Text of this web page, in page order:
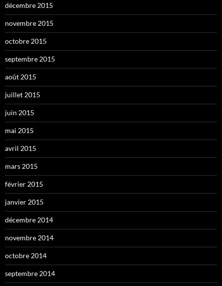
décembre 2015
novembre 2015
octobre 2015
septembre 2015
août 2015
juillet 2015
juin 2015
mai 2015
avril 2015
mars 2015
février 2015
janvier 2015
décembre 2014
novembre 2014
octobre 2014
septembre 2014